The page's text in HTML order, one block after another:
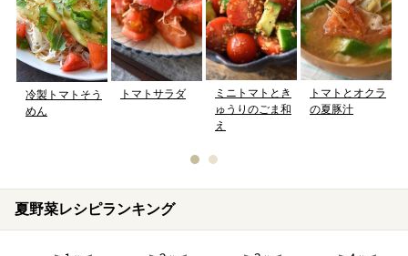
冷製トマトそう
めん
トマトサラダ
ミニトマトとき
ゅうりのごま和
え
トマトとオクラ
の夏豚汁
夏野菜レシピランキング